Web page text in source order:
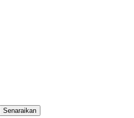
Senaraikan